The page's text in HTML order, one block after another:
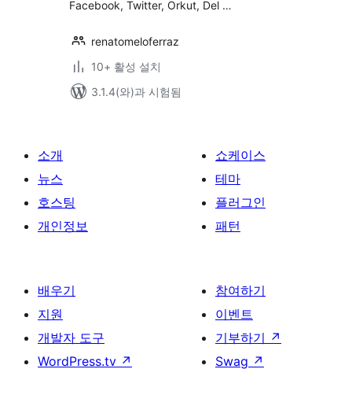
Facebook, Twitter, Orkut, Del …
renatomeloferraz
10+ 활성 설치
3.1.4(와)과 시험됨
소개
뉴스
호스팅
개인정보
쇼케이스
테마
플러그인
패턴
배우기
지원
개발자 도구
WordPress.tv ↗
참여하기
이벤트
기부하기 ↗
Swag ↗